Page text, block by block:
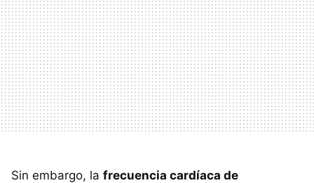
Sin embargo, la frecuencia cardíaca de